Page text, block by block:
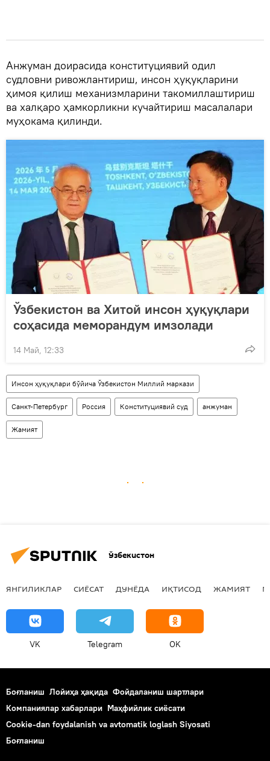
Анжуман доирасида конституциявий одил
судловни ривожлантириш, инсон ҳуқуқларини
ҳимоя қилиш механизмларини такомиллаштириш
ва халқаро ҳамкорликни кучайтириш масалалари
муҳокама қилинди.
Ўзбекистон ва Хитой инсон ҳуқуқлари
соҳасида меморандум имзолади
14 Май, 12:33
Инсон ҳуқуқлари бўйича Ўзбекистон Миллий маркази
Санкт-Петербург Россия Конституциявий суд анжуман
Жамият
Ўзбекистон
ЯНГИЛИКЛАР СИЁСАТ ДУНЁДА ИҚТИСОД ЖАМИЯТ
VK Telegram OK
Боғланиш Лойиҳа ҳақида Фойдаланиш шартлари
Компаниялар хабарлари Маҳфийлик сиёсати
Cookie-dan foydalanish va avtomatik loglash Siyosati
Боғланиш